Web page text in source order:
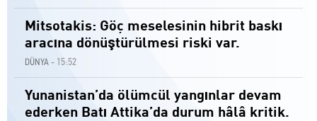
Mitsotakis: Göç meselesinin hibrit baskı
aracına dönüştürülmesi riski var.
DÜNYA - 15:52
Yunanistan’da ölümcül yangınlar devam
ederken Batı Attika’da durum hâlâ kritik.